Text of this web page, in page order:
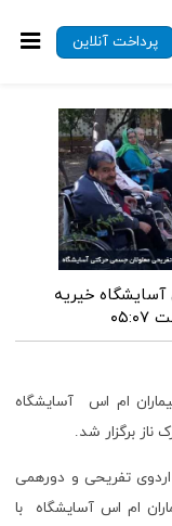
پرداخت آنلاین
آسایشگاه خیریه
ام اس آسایشگاه
برگزار شد.
اردوی تفریحی و دورهمی
ام اس آسایشگاه با